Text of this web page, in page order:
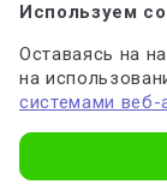
Отправляя форму, вы
Используем
Оставаясь на
на
системами веб-